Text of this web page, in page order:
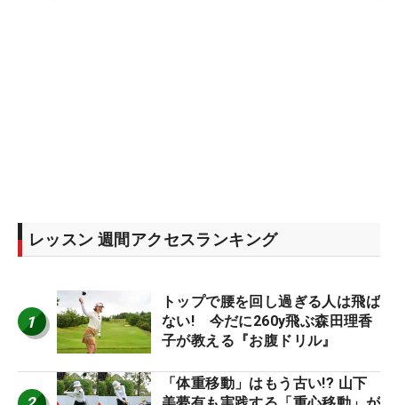
レッスン 週間アクセスランキング
1
トップで腰を回し過ぎる人は飛ば
ない! 今だに260y飛ぶ森田理香
子が教える『お腹ドリル』
「体重移動」はもう古い!? 山下